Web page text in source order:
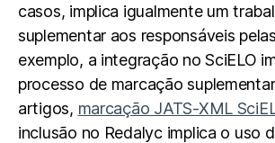
casos, implica igualmente um
suplementar aos responsáveis
exemplo, a integração no SciELO
processo de marcação
artigos, marcação JATS-XML
inclusão no Redalyc implica o uso